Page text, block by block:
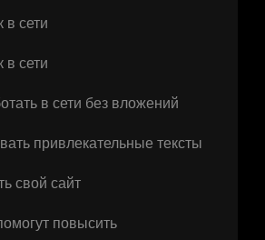
в сети
в сети
в сети без вложений
привлекательные тексты
свой сайт
повысить